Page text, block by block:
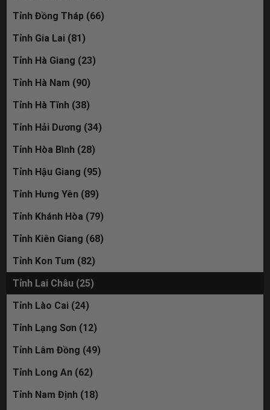
Tỉnh Đồng Tháp (66)
Tỉnh Gia Lai (81)
Tỉnh Hà Giang (23)
Tỉnh Hà Nam (90)
Tỉnh Hà Tĩnh (38)
Tỉnh Hải Dương (34)
Tỉnh Hòa Bình (28)
Tỉnh Hậu Giang (95)
Tỉnh Hưng Yên (89)
Tỉnh Khánh Hòa (79)
Tỉnh Kiên Giang (68)
Tỉnh Kon Tum (82)
Tỉnh Lai Châu (25)
Tỉnh Lào Cai (24)
Tỉnh Lạng Sơn (12)
Tỉnh Lâm Đồng (49)
Tỉnh Long An (62)
Tỉnh Nam Định (18)